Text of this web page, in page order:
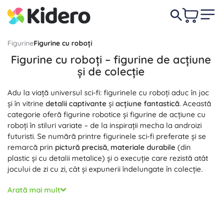
FigurineFigurine cu roboți
Figurine cu roboți – figurine de acțiune
și de colecție
Adu la viață universul sci‑fi: figurinele cu roboți aduc în joc
și în vitrine detalii captivante și acțiune fantastică. Această
categorie oferă figurine robotice și figurine de acțiune cu
roboți în stiluri variate – de la inspirații mecha la androizi
futuristi. Se numără printre figurinele sci‑fi preferate și se
remarcă prin pictură precisă, materiale durabile (din
plastic și cu detalii metalice) și o execuție care rezistă atât
jocului de zi cu zi, cât și expunerii îndelungate în colecție.
Articulația bine gândită permite
articulații mobile, torsuri rotative și piese interschimbabile.
Arată mai mult